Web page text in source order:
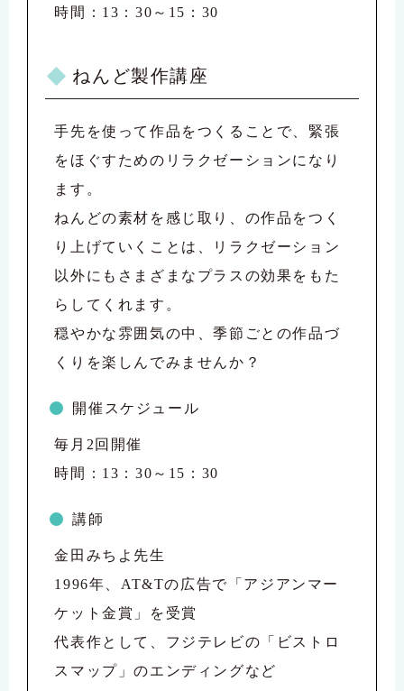
時間：13：30～15：30
ねんど製作講座
手先を使って作品をつくることで、緊張
をほぐすためのリラクゼーションになり
ます。
ねんどの素材を感じ取り、の作品をつく
り上げていくことは、リラクゼーション
以外にもさまざまなプラスの効果をもた
らしてくれます。
穏やかな雰囲気の中、季節ごとの作品づ
くりを楽しんでみませんか？
開催スケジュール
毎月2回開催
時間：13：30～15：30
講師
金田みちよ先生
1996年、AT&Tの広告で「アジアンマー
ケット金賞」を受賞
代表作として、フジテレビの「ビストロ
スマップ」のエンディングなど